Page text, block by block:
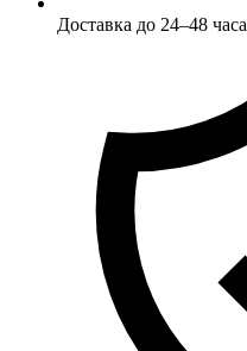
Доставка до 24–48 часа